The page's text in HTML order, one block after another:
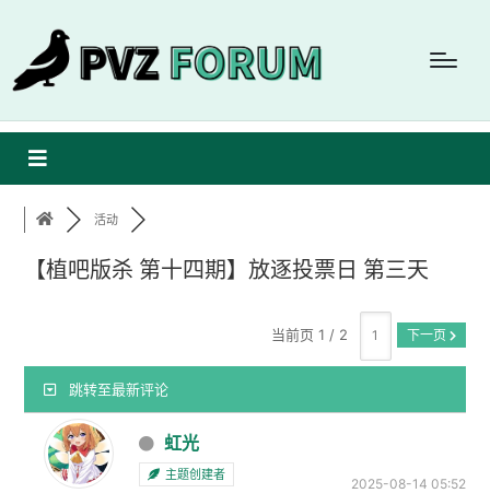
活动
【植吧版杀 第十四期】放逐投票日 第三天
当前页 1 / 2 下一页
跳转至最新评论
虹光
主题创建者
2025-08-14 05:52